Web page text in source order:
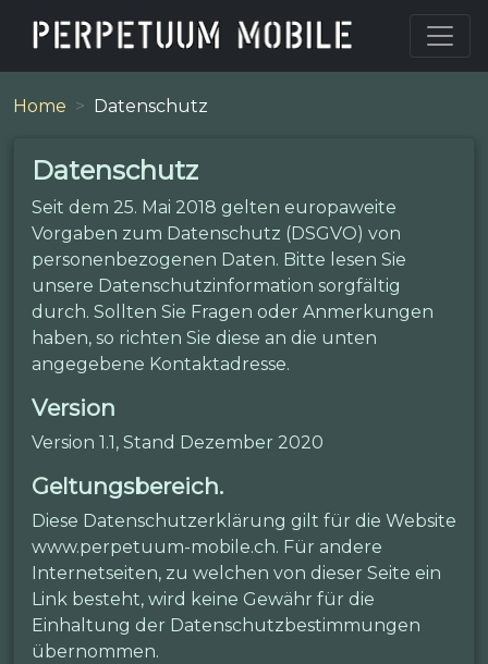
Home Datenschutz
Datenschutz
Seit dem 25. Mai 2018 gelten europaweite
Vorgaben zum Datenschutz (DSGVO) von
personenbezogenen Daten. Bitte lesen Sie
unsere Datenschutzinformation sorgfältig
durch. Sollten Sie Fragen oder Anmerkungen
haben, so richten Sie diese an die unten
angegebene Kontaktadresse.
Version
Version 1.1, Stand Dezember 2020
Geltungsbereich.
Diese Datenschutzerklärung gilt für die Website
www.perpetuum-mobile.ch. Für andere
Internetseiten, zu welchen von dieser Seite ein
Link besteht, wird keine Gewähr für die
Einhaltung der Datenschutzbestimmungen
übernommen.